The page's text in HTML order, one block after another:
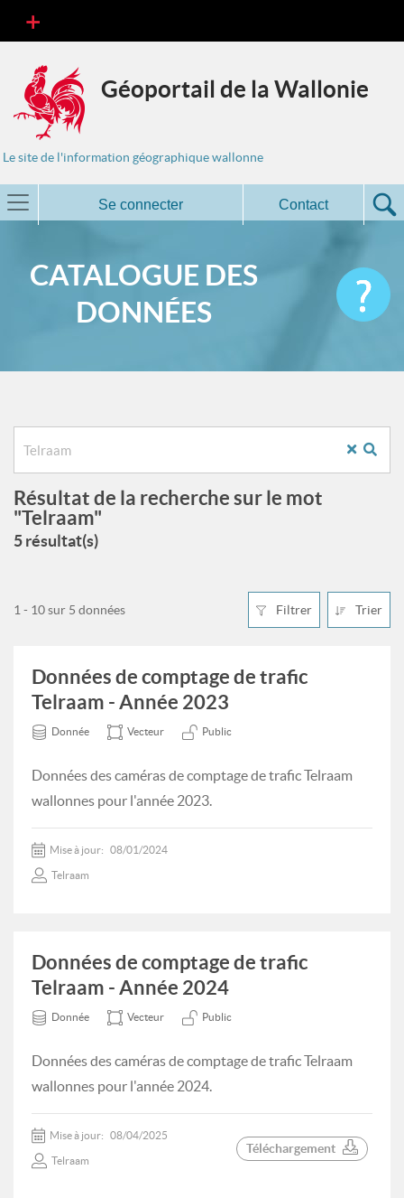
Géoportail de la Wallonie
Le site de l'information géographique wallonne
Se connecter Contact
CATALOGUE DES
DONNÉES
Résultat de la recherche sur le mot
"Telraam"
5 résultat(s)
Filtrer Trier
1 - 10 sur 5 données
Données de comptage de trafic
Telraam - Année 2023
Donnée Vecteur Public
Données des caméras de comptage de trafic Telraam
wallonnes pour l'année 2023.
Mise à jour: 08/01/2024
Telraam
Données de comptage de trafic
Telraam - Année 2024
Donnée Vecteur Public
Données des caméras de comptage de trafic Telraam
wallonnes pour l'année 2024.
Mise à jour: 08/04/2025
Telraam
Téléchargement